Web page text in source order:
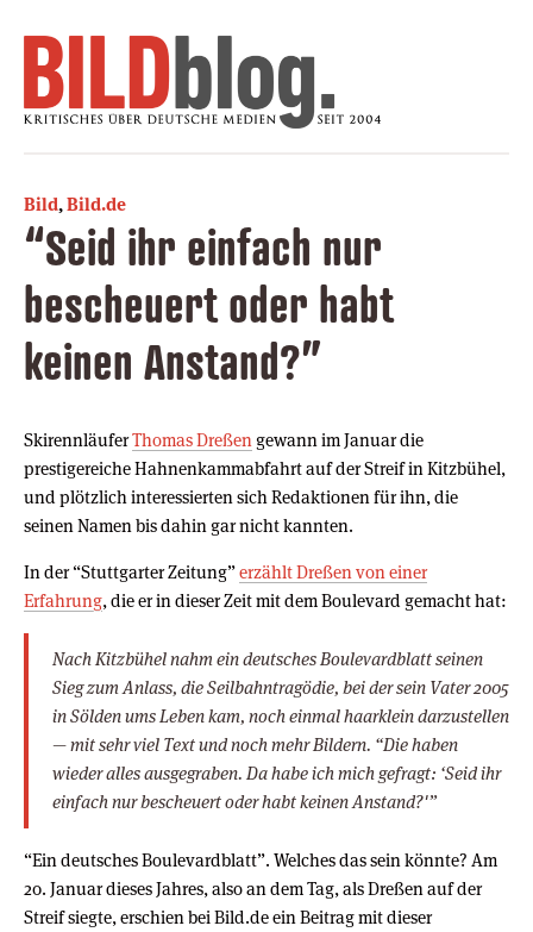
Bild,Bild.de
“Seid ihr einfach nur
bescheuert oder habt
keinen Anstand?”
SkirennläuferThomas Dreßen gewann im Januar die
prestigereiche Hahnenkammabfahrt auf der Streif in Kitzbühel,
und plötzlich interessierten sich Redaktionen für ihn, die
seinen Namen bis dahin gar nicht kannten.
In der “Stuttgarter Zeitung”erzählt Dreßen von einer
Erfahrung, die er in dieser Zeit mit dem Boulevard gemacht hat:
Nach Kitzbühel nahm ein deutsches Boulevardblatt seinen
Sieg zum Anlass, die Seilbahntragödie, bei der sein Vater 2005
in Sölden ums Leben kam, noch einmal haarklein darzustellen
— mit sehr viel Text und noch mehr Bildern. “Die haben
wieder alles ausgegraben. Da habe ich mich gefragt: ‘Seid ihr
einfach nur bescheuert oder habt keinen Anstand?'”
“Ein deutsches Boulevardblatt”. Welches das sein könnte? Am
20. Januar dieses Jahres, also an dem Tag, als Dreßen auf der
Streif siegte, erschien bei Bild.de ein Beitrag mit dieser